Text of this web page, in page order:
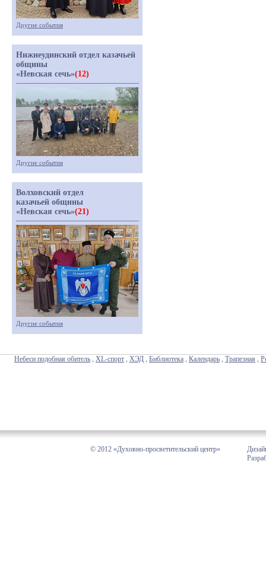
Другие события
Нижнеудинский отдел казачьей
общины
«Невская сечь»(12)
Другие события
Волховский отдел
казачьей общины
«Невская сечь»(21)
Другие события
Небеси подобная обитель , XL-спорт , ХЭД , Библиотека , Календарь , Трапезная ,
© 2012 «Духовно-просветительский центр»